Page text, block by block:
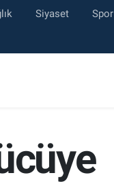
Siyaset Spor